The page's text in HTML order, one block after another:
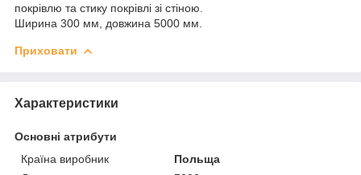
покрівлю та стику покрівлі зі стіною.
Ширина 300 мм, довжина 5000 мм.
Приховати
Характеристики
Основні атрибути
Країна виробник
Польща